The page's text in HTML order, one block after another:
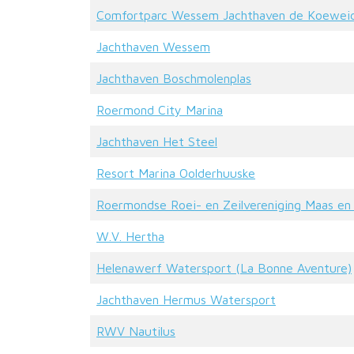
Comfortparc Wessem Jachthaven de
Jachthaven Wessem
Jachthaven Boschmolenplas
Roermond City Marina
Jachthaven Het Steel
Resort Marina Oolderhuuske
Roermondse Roei- en Zeilvereniging Maas en
W.V. Hertha
Helenawerf Watersport (La Bonne Aventure)
Jachthaven Hermus Watersport
RWV Nautilus